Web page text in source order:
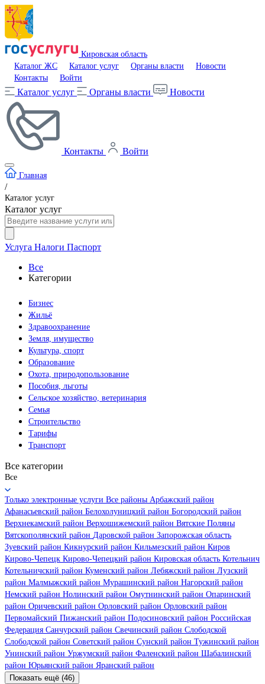
Кировская область
Каталог ЖС
Каталог услуг Органы власти
Новости
Контакты
Войти
Каталог услуг Органы власти Новости
Контакты Войти
Главная
/
Каталог услуг
Каталог услуг
Услуга Налоги Паспорт
Все
Категории
Бизнес
Жильё
Здравоохранение
Земля, имущество
Культура, спорт
Образование
Охота, природопользование
Пособия, льготы
Сельское хозяйство, ветеринария
Семья
Строительство
Тарифы
Транспорт
Все категории
Все
Только электронные услуги Все районы Арбажский район
Афанасьевский район Белохолуницкий район Богородский район
Верхнекамский район Верхошижемский район Вятские Поляны
Вятскополянский район Даровской район Запорожская область
Зуевский район Кикнурский район Кильмезский район Киров
Кирово-Чепецк Кирово-Чепецкий район Кировская область Котельнич
Котельничский район Куменский район Лебяжский район Лузский
район Малмыжский район Мурашинский район Нагорский район
Немский район Нолинский район Омутнинский район Опаринский
район Оричевский район Орловский район Орловский район
Первомайский Пижанский район Подосиновский район Российская
Федерация Санчурский район Свечинский район Слободской
Слободской район Советский район Сунский район Тужинский район
Унинский район Уржумский район Фаленский район Шабалинский
район Юрьянский район Яранский район
Показать ещё (46)